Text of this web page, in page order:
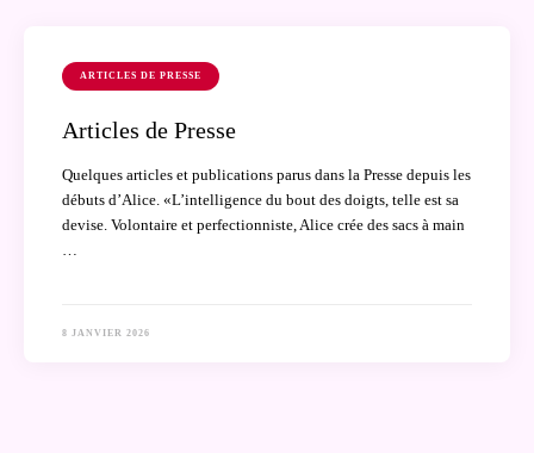
ARTICLES DE PRESSE
Articles de Presse
Quelques articles et publications parus dans la Presse depuis les
débuts d’Alice. «L’intelligence du bout des doigts, telle est sa
devise. Volontaire et perfectionniste, Alice crée des sacs à main
…
8 JANVIER 2026